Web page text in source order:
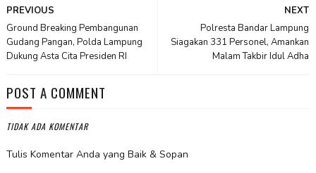
NEXT
Polresta Bandar Lampung
Siagakan 331 Personel, Amankan
Malam Takbir Idul Adha
PREVIOUS
Ground Breaking Pembangunan
Gudang Pangan, Polda Lampung
Dukung Asta Cita Presiden RI
POST A COMMENT
TIDAK ADA KOMENTAR
Tulis Komentar Anda yang Baik & Sopan